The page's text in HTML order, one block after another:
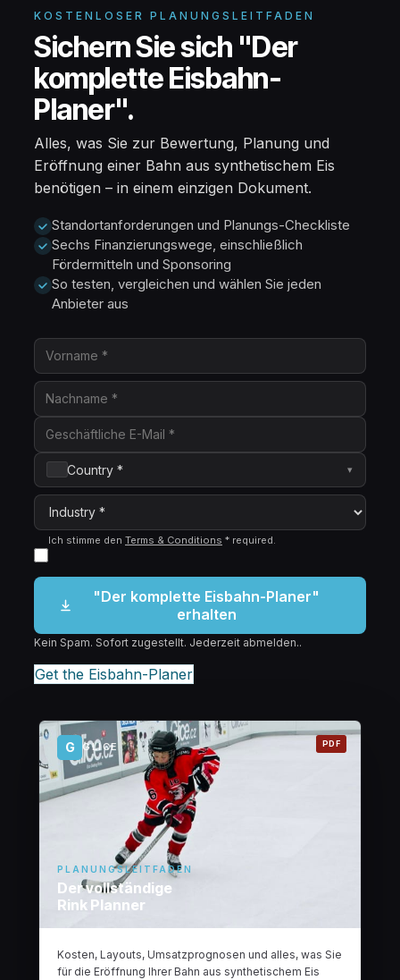
KOSTENLOSER PLANUNGSLEITFADEN
Sichern Sie sich "Der
komplette Eisbahn-
Planer".
Alles, was Sie zur Bewertung, Planung und
Eröffnung einer Bahn aus synthetischem Eis
benötigen – in einem einzigen Dokument.
Standortanforderungen und Planungs-Checkliste
Sechs Finanzierungswege, einschließlich
Fördermitteln und Sponsoring
So testen, vergleichen und wählen Sie jeden
Anbieter aus
Country * ▾
Ich stimme den Terms & Conditions * required
"Der komplette Eisbahn-Planer"
erhalten
Kein Spam. Sofort zugestellt. Jederzeit abmelden..
Get the Eisbahn-Planer
G GLICE
PLANUNGSLEITFADEN
Der vollständige
Rink Planner
PDF
Kosten, Layouts, Umsatzprognosen und alles, was Sie
für die Eröffnung Ihrer Bahn aus synthetischem Eis